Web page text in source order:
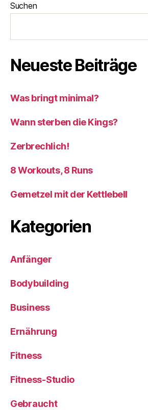
Suchen
Neueste Beiträge
Was bringt minimal?
Wann sterben die Kings?
Zerbrechlich!
8 Workouts, 8 Runs
Gemetzel mit der Kettlebell
Kategorien
Anfänger
Bodybuilding
Business
Ernährung
Fitness
Fitness-Studio
Gebraucht